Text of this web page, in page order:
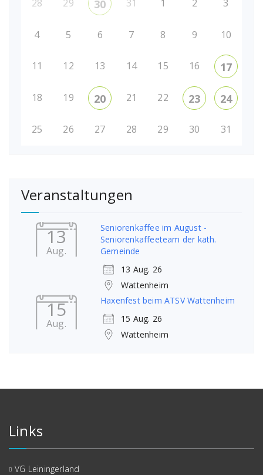
28 29 30 31 1 2 3
4 5 6 7 8 9 10
11 12 13 14 15 16 17
18 19 20 21 22 23 24
25 26 27 28 29 30 31
Veranstaltungen
13
Aug.
Seniorenkaffee im August -
Seniorenkaffeeteam der kath.
Gemeinde
13 Aug. 26
Wattenheim
15
Aug.
Haxenfest beim ATSV Wattenheim
15 Aug. 26
Wattenheim
Links
VG Leiningerland